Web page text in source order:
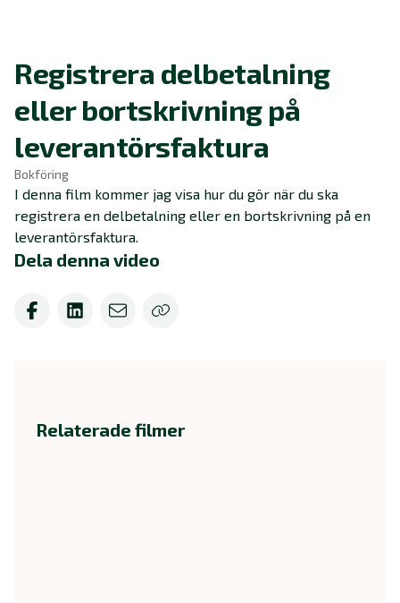
Registrera delbetalning
eller bortskrivning på
leverantörsfaktura
Bokföring
I denna film kommer jag visa hur du gör när du ska
registrera en delbetalning eller en bortskrivning på en
leverantörsfaktura.
Dela denna video
Relaterade filmer